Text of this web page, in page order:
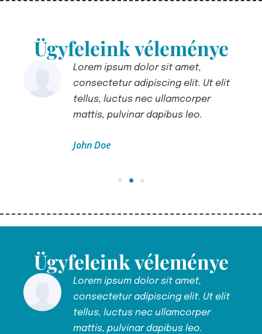
Ügyfeleink véleménye
Lorem ipsum dolor sit amet,
consectetur adipiscing elit. Ut elit
tellus, luctus nec ullamcorper
mattis, pulvinar dapibus leo.
John Doe
Ügyfeleink véleménye
Lorem ipsum dolor sit amet,
consectetur adipiscing elit. Ut elit
tellus, luctus nec ullamcorper
mattis, pulvinar dapibus leo.